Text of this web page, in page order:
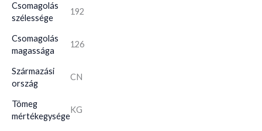
Csomagolás
szélessége
192
Csomagolás
magassága
126
Származási
ország
CN
Tömeg
mértékegysége
KG